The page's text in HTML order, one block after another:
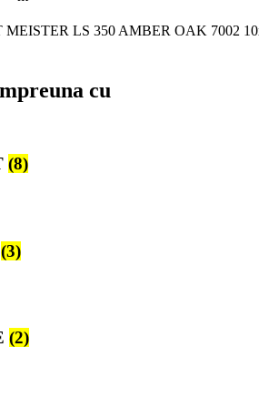
MEISTER LS 350 AMBER OAK 7002
cu
(8)
(3)
(2)